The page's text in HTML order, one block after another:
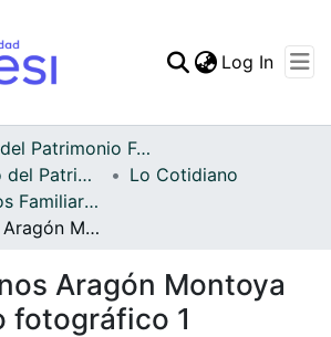
Statistics
Log In
Archivo del Patrimonio Fotográfico y Fílmico del Valle del Cauca
Fondo Archivo del Patrimonio Fotográfico y Fílmico del Valle del Cauca
Lo Cotidiano
APFFVC - Fotos Familiares - Patrimonial
Los hermanos Aragón Montoya ,en estudio fotográfico 1
Aragón Montoya
fotográfico 1